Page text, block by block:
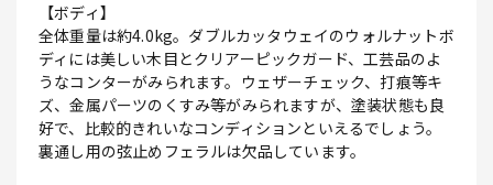
【ボディ】
全体重量は約4.0kg。ダブルカッタウェイのウォルナットボ
ディには美しい木目とクリアーピックガード、工芸品のよ
うなコンターがみられます。ウェザーチェック、打痕等キ
ズ、金属パーツのくすみ等がみられますが、塗装状態も良
好で、比較的きれいなコンディションといえるでしょう。
裏通し用の弦止めフェラルは欠品しています。